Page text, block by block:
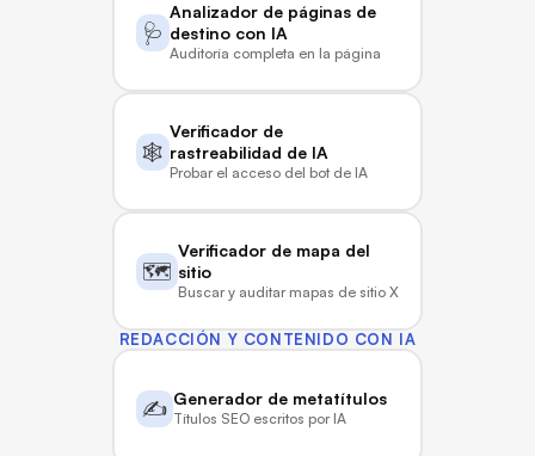
🩺
Analizador de páginas de
destino con IA
Auditoría completa en la página
🕸️
Verificador de
rastreabilidad de IA
Probar el acceso del bot de IA
🗺️
Verificador de mapa del
sitio
Buscar y auditar mapas de sitio XML
REDACCIÓN Y CONTENIDO CON IA
✍️ Generador de metatítulos
Títulos SEO escritos por IA